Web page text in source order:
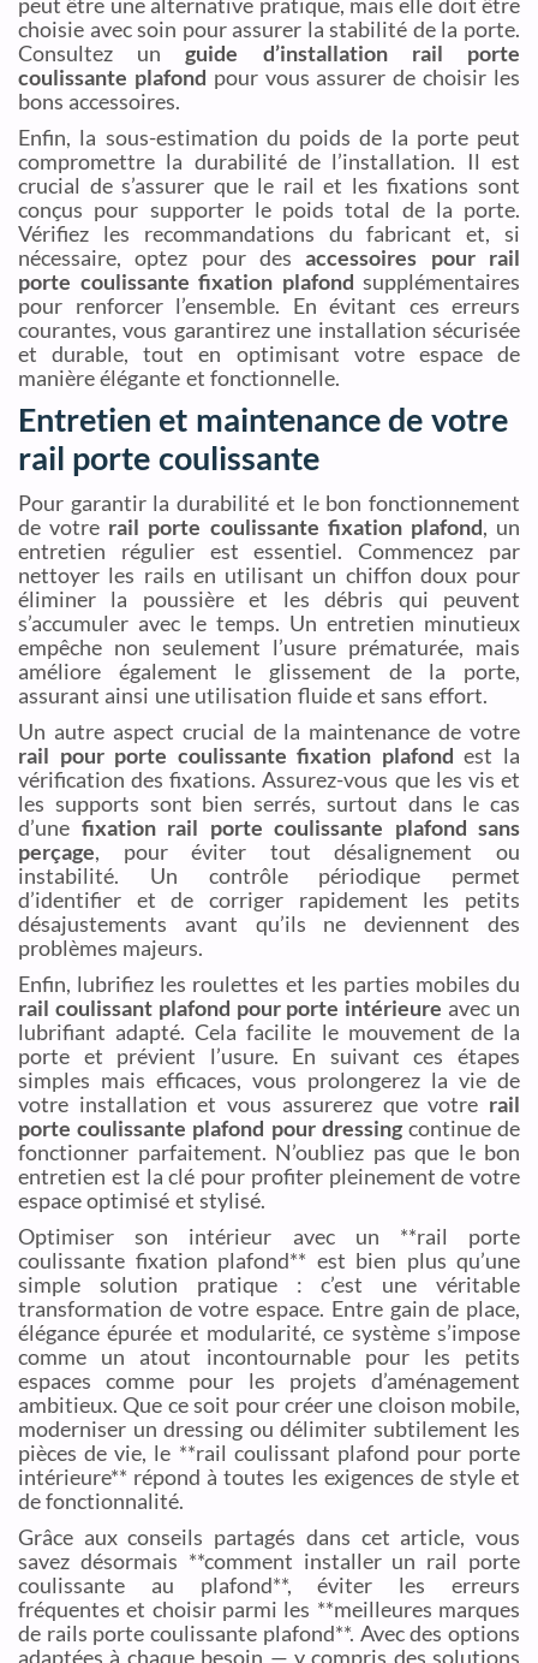
choisie avec soin pour assurer la stabilité de la porte.
Consultez unguide d’installation rail porte
coulissante plafond pour vous assurer de choisir les
bons accessoires.
Enfin, la sous-estimation du poids de la porte peut
compromettre la durabilité de l’installation. Il est
crucial de s’assurer que le rail et les fixations sont
conçus pour supporter le poids total de la porte.
Vérifiez les recommandations du fabricant et, si
nécessaire, optez pour desaccessoires pour rail
porte coulissante fixation plafond supplémentaires
pour renforcer l’ensemble. En évitant ces erreurs
courantes, vous garantirez une installation sécurisée
et durable, tout en optimisant votre espace de
manière élégante et fonctionnelle.
Entretien et maintenance de votre
rail porte coulissante
Pour garantir la durabilité et le bon fonctionnement
de votre rail porte coulissante fixation plafond, un
entretien régulier est essentiel. Commencez par
nettoyer les rails en utilisant un chiffon doux pour
éliminer la poussière et les débris qui peuvent
s’accumuler avec le temps. Un entretien minutieux
empêche non seulement l’usure prématurée, mais
améliore également le glissement de la porte,
assurant ainsi une utilisation fluide et sans effort.
Un autre aspect crucial de la maintenance de votre
rail pour porte coulissante fixation plafond est la
vérification des fixations. Assurez-vous que les vis et
les supports sont bien serrés, surtout dans le cas
d’une fixation rail porte coulissante plafond sans
perçage, pour éviter tout désalignement ou
instabilité. Un contrôle périodique permet
d’identifier et de corriger rapidement les petits
désajustements avant qu’ils ne deviennent des
problèmes majeurs.
Enfin, lubrifiez les roulettes et les parties mobiles du
rail coulissant plafond pour porte intérieure avec un
lubrifiant adapté. Cela facilite le mouvement de la
porte et prévient l’usure. En suivant ces étapes
simples mais efficaces, vous prolongerez la vie de
votre installation et vous assurerez que votre rail
porte coulissante plafond pour dressingcontinue de
fonctionner parfaitement. N’oubliez pas que le bon
entretien est la clé pour profiter pleinement de votre
espace optimisé et stylisé.
Optimiser son intérieur avec un **rail porte
coulissante fixation plafond** est bien plus qu’une
simple solution pratique : c’est une véritable
transformation de votre espace. Entre gain de place,
élégance épurée et modularité, ce système s’impose
comme un atout incontournable pour les petits
espaces comme pour les projets d’aménagement
ambitieux. Que ce soit pour créer une cloison mobile,
moderniser un dressing ou délimiter subtilement les
pièces de vie, le **rail coulissant plafond pour porte
intérieure** répond à toutes les exigences de style et
de fonctionnalité.
Grâce aux conseils partagés dans cet article, vous
savez désormais **comment installer un rail porte
coulissante au plafond**, éviter les erreurs
fréquentes et choisir parmi les **meilleures marques
de rails porte coulissante plafond**. Avec des options
adaptées à chaque besoin — y compris des solutions